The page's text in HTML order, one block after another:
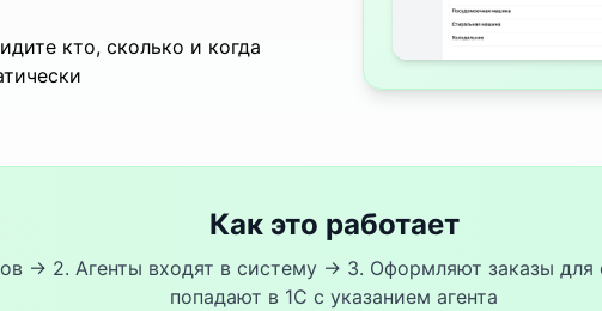
кто, сколько и когда
Как это работает
→ 2. Агенты входят в систему → 3. Оформляют заказы
попадают в 1С с указанием агента